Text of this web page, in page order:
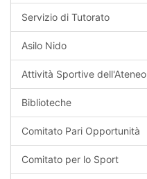
Servizio di Tutorato
Asilo Nido
Attività Sportive dell'Ateneo
Biblioteche
Comitato Pari Opportunità
Comitato per lo Sport